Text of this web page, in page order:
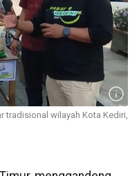
tradisional wilayah Kota Kediri,